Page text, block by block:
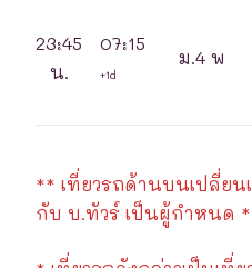
23:45
น.
07:15
+1d
ม.4 พ
** เที่ยวรถด้านบนเปลี่ยน
กับ บ.ทัวร์ เป็นผู้กำหนด